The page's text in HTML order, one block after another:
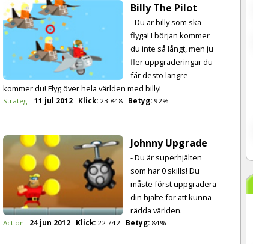
Billy The Pilot
- Du är billy som ska
flyga! I början kommer
du inte så långt, men ju
fler uppgraderingar du
får desto längre
kommer du! Flyg över hela världen med billy!
Strategi 11 jul 2012 Klick:23 848 Betyg: 92%
Johnny Upgrade
- Du är superhjälten
som har 0 skills! Du
måste först uppgradera
din hjälte för att kunna
rädda världen.
Action 24 jun 2012 Klick:22 742 Betyg: 84%